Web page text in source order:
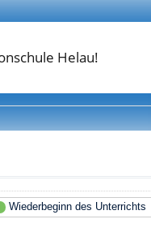
Helau!
Wiederbeginn des Unterrichts